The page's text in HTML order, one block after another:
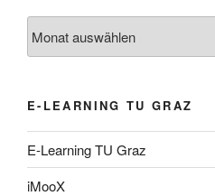
E-LEARNING TU GRAZ
E-Learning TU Graz
iMooX